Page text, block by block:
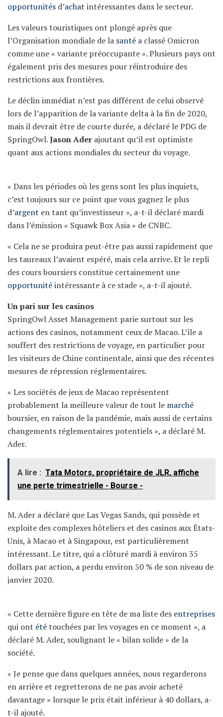
opportunités d’achat intéressantes dans le secteur.
Les valeurs touristiques ont plongé après que
l’Organisation mondiale de la santé a classé Omicron
comme une « variante préoccupante ». Plusieurs pays ont
également pris des mesures pour réintroduire des
restrictions aux frontières.
Le déclin immédiat n’est pas différent de celui observé
lors de l’apparition de la variante delta à la fin de 2020,
mais il devrait être de courte durée, a déclaré le PDG de
SpringOwl.Jason Ader ajoutant qu’il est optimiste
quant aux actions mondiales du secteur du voyage.
« Dans les périodes où les gens sont les plus inquiets,
c’est toujours sur ce point que vous gagnez le plus
d’argent en tant qu’investisseur », a-t-il déclaré mardi
dans l’émission « Squawk Box Asia » de CNBC.
« Cela ne se produira peut-être pas aussi rapidement que
les taureaux l’avaient espéré, mais cela arrive. Et le repli
des cours boursiers constitue certainement une
opportunitéintéressante à ce stade », a-t-il ajouté.
Un pari sur les casinos
SpringOwl Asset Management parie surtout sur les
actions des casinos, notamment ceux de Macao. L’île a
souffert des restrictions de voyage, en particulier pour
les visiteurs de Chine continentale, ainsi que des récentes
mesures de répression réglementaires.
« Les sociétés de jeux de Macao représentent
probablement la meilleure valeur de tout le marché
boursier, en raison de la pandémie, mais aussi de certains
changements réglementaires potentiels », a déclaré M.
Ader.
A lire : Tata Motors, propriétaire de JLR, affiche
une perte trimestrielle - Bourse -
M. Ader a déclaré que Las Vegas Sands, qui possède et
exploite des complexes hôteliers et des casinos aux États-
Unis, à Macao et à Singapour, est particulièrement
intéressant. Le titre, qui a clôturé mardi à environ 35
dollars par action, a perdu environ 50 % de son niveau de
janvier 2020.
« Cette dernière figure en tête de ma liste des entreprises
qui ont ététouchées par les voyages en ce moment », a
déclaré M. Ader, soulignant le « bilan solide » de la
société.
« Je pense que dans quelques années, nous regarderons
en arrière et regretterons de ne pas avoir acheté
davantage » lorsque le prix était inférieur à 40 dollars, a-
t-il ajouté.